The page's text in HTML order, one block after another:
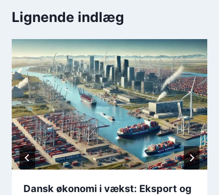
Lignende indlæg
Dansk økonomi i vækst: Eksport og